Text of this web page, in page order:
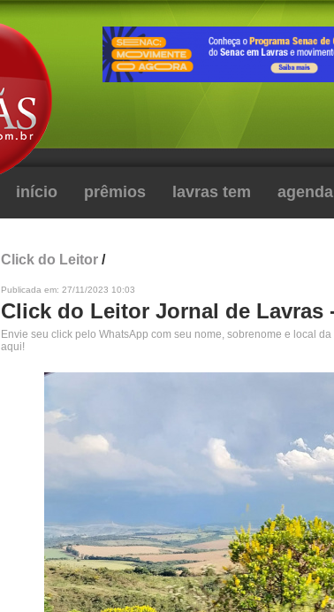
início prêmios lavras tem agenda
Click do Leitor /
Publicada em: 27/11/2023 10:03
Click do Leitor Jornal de Lavras
Envie seu click pelo WhatsApp com seu nome, sobrenome e local
aqui!